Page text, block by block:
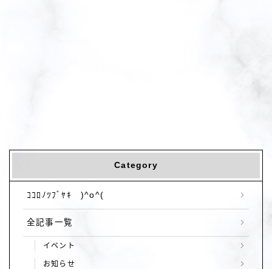
Category
ｺｺﾛﾉﾂﾌﾞﾔｷ )^o^(
全記事一覧
イベント
お知らせ